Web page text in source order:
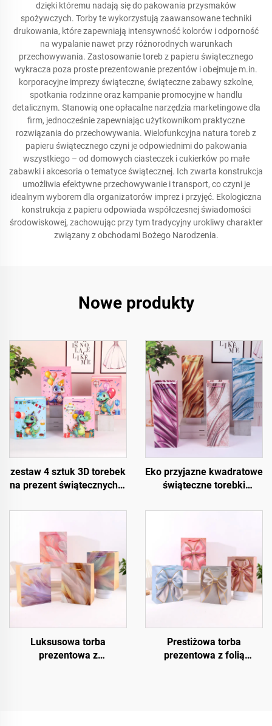
dzięki któremu nadają się do pakowania przysmaków
spożywczych. Torby te wykorzystują zaawansowane techniki
drukowania, które zapewniają intensywność kolorów i odporność
na wypalanie nawet przy różnorodnych warunkach
przechowywania. Zastosowanie toreb z papieru świątecznego
wykracza poza proste prezentowanie prezentów i obejmuje m.in.
korporacyjne imprezy świąteczne, świąteczne zabawy szkolne,
spotkania rodzinne oraz kampanie promocyjne w handlu
detalicznym. Stanowią one opłacalne narzędzia marketingowe dla
firm, jednocześnie zapewniając użytkownikom praktyczne
rozwiązania do przechowywania. Wielofunkcyjna natura toreb z
papieru świątecznego czyni je odpowiednimi do pakowania
wszystkiego – od domowych ciasteczek i cukierków po małe
zabawki i akcesoria o tematyce świątecznej. Ich zwarta konstrukcja
umożliwia efektywne przechowywanie i transport, co czyni je
idealnym wyborem dla organizatorów imprez i przyjęć. Ekologiczna
konstrukcja z papieru odpowiada współczesnej świadomości
środowiskowej, zachowując przy tym tradycyjny urokliwy charakter
związany z obchodami Bożego Narodzenia.
Nowe produkty
zestaw 4 sztuk 3D torebek
na prezent świątecznych –
opakowania świąteczne
prezentów
Eko przyjazne kwadratowe
świąteczne torebki
na wino i butelki z papieru
Luksusowa torba
prezentowa z
Prestiżowa torba
prezentowa z folią